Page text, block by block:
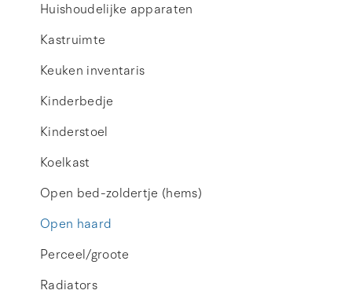
Huishoudelijke apparaten
Kastruimte
Keuken inventaris
Kinderbedje
Kinderstoel
Koelkast
Open bed-zoldertje (hems)
Open haard
Perceel/groote
Radiators